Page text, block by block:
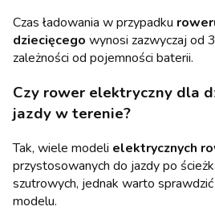
Czas ładowania w przypadku
dziecięcego wynosi zazwyczaj od
zależności od pojemności baterii.
Czy rower elektryczny dla
jazdy w terenie?
Tak, wiele modeli elektrycznych
przystosowanych do jazdy po
szutrowych, jednak warto
modelu.